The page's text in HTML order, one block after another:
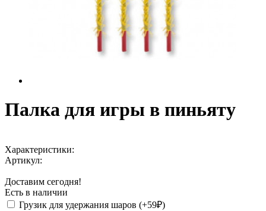
Палка для игры в пиньяту
Характеристики:
Артикул:
Доставим сегодня!
Есть в наличии
Грузик для удержания шаров (+59₽)